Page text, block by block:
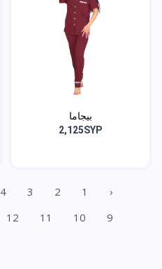
بيجاما
2,125SYP
‹
1
2
3
4
9
10
11
12